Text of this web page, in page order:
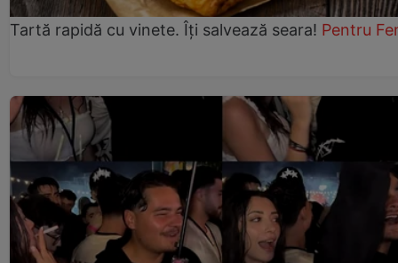
Tartă rapidă cu vinete. Îți salvează seara! Pentru